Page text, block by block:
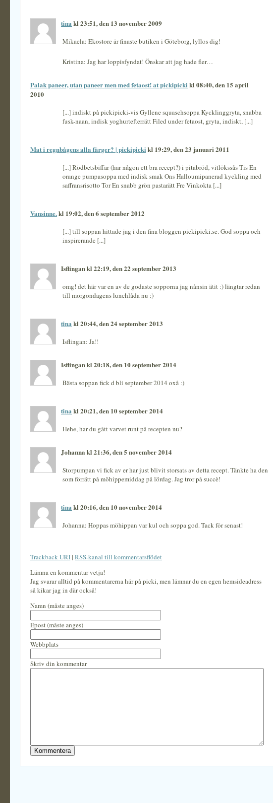
tina kl 23:51, den 13 november 2009
Mikaela: Ekostore är finaste butiken i Göteborg, lyllos dig!
Kristina: Jag har loppisfyndat! Önskar att jag hade fler…
Palak paneer, utan paneer men med fetaost! at pickipicki kl 08:40, den 15 april
2010
[...] indiskt på pickipicki-vis Gyllene squaschsoppa Kycklinggryta, snabba
fusk-naan, indisk yoghurtefterrätt Filed under fetaost, gryta, indiskt, [...]
Mat i regnbågens alla färger? | pickipicki kl 19:29, den 23 januari 2011
[...] Rödbetsbiffar (har någon ett bra recept?) i pitabröd, vitlökssås Tis En
orange pumpasoppa med indisk smak Ons Halloumipanerad kyckling med
saffransrisotto Tor En snabb grön pastarätt Fre Vinkokta [...]
Vansinne.kl 19:02, den 6 september 2012
[...] till soppan hittade jag i den fina bloggen pickipicki.se. God soppa och
inspirerande [...]
Isflingan kl 22:19, den 22 september 2013
omg! det här var en av de godaste sopporna jag nånsin ätit :) längtar redan
till morgondagens lunchlåda nu :)
tina kl 20:44, den 24 september 2013
Isflingan: Ja!!
Isflingan kl 20:18, den 10 september 2014
Bästa soppan fick d bli september 2014 oxå :)
tina kl 20:21, den 10 september 2014
Hehe, har du gått varvet runt på recepten nu?
Johanna kl 21:36, den 5 november 2014
Storpumpan vi fick av er har just blivit storsats av detta recept. Tänkte ha den
som förrätt på möhippemiddag på lördag. Jag tror på succè!
tina kl 20:16, den 10 november 2014
Johanna: Hoppas möhippan var kul och soppa god. Tack för senast!
Trackback URI| RSS-kanal till kommentarsflödet
Lämna en kommentar vetja!
Jag svarar alltid på kommentarerna här på picki, men lämnar du en egen hemsideadress
så kikar jag in där också!
Namn (måste anges)
Epost (måste anges)
Webbplats
Skriv din kommentar